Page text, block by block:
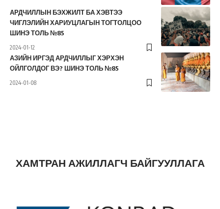
АРДЧИЛЛЫН БЭХЖИЛТ БА ХЭВТЭЭ
ЧИГЛЭЛИЙН ХАРИУЦЛАГЫН ТОГТОЛЦОО
ШИНЭ ТОЛЬ №85
2024-01-12
АЗИЙН ИРГЭД АРДЧИЛЛЫГ ХЭРХЭН
ОЙЛГОЛДОГ ВЭ? ШИНЭ ТОЛЬ №85
2024-01-08
ХАМТРАН АЖИЛЛАГЧ БАЙГУУЛЛАГА